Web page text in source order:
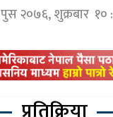
पुस २०७६, शुक्रबार